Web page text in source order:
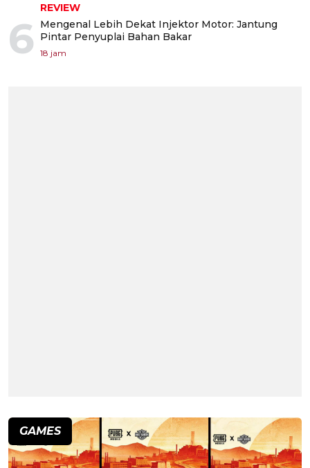
6
REVIEW
Mengenal Lebih Dekat Injektor Motor: Jantung
Pintar Penyuplai Bahan Bakar
18 jam
GAMES